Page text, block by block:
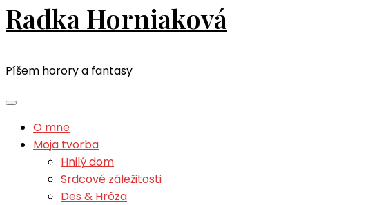
Radka Horniaková
Píšem horory a fantasy
O mne
Moja tvorba
Hnilý dom
Srdcové záležitosti
Des & Hrôza